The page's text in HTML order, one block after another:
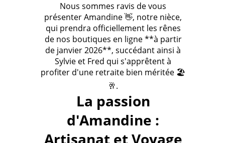
Nous sommes ravis de vous
présenter Amandine 👋, notre nièce,
qui prendra officiellement les rênes
de nos boutiques en ligne **à partir
de janvier 2026**, succédant ainsi à
Sylvie et Fred qui s'apprêtent à
profiter d'une retraite bien méritée 🏖️
🥂.
La passion
d'Amandine :
Artisanat et Voyage